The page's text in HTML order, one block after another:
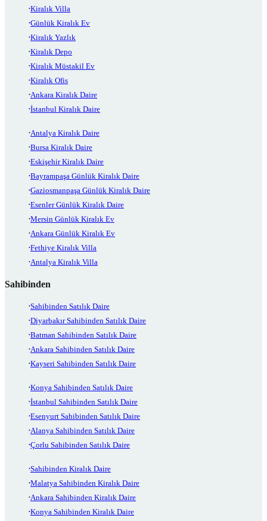
Kiralık Villa
Günlük Kiralık Ev
Kiralık Yazlık
Kiralık Depo
Kiralık Müstakil Ev
Kiralık Ofis
Ankara Kiralık Daire
İstanbul Kiralık Daire
Antalya Kiralık Daire
Bursa Kiralık Daire
Eskişehir Kiralık Daire
Bayrampaşa Günlük Kiralık Daire
Gaziosmanpaşa Günlük Kiralık Daire
Esenler Günlük Kiralık Daire
Mersin Günlük Kiralık Ev
Ankara Günlük Kiralık Ev
Fethiye Kiralık Villa
Antalya Kiralık Villa
Sahibinden
Sahibinden Satılık Daire
Diyarbakır Sahibinden Satılık Daire
Batman Sahibinden Satılık Daire
Ankara Sahibinden Satılık Daire
Kayseri Sahibinden Satılık Daire
Konya Sahibinden Satılık Daire
İstanbul Sahibinden Satılık Daire
Esenyurt Sahibinden Satılık Daire
Alanya Sahibinden Satılık Daire
Çorlu Sahibinden Satılık Daire
Sahibinden Kiralık Daire
Malatya Sahibinden Kiralık Daire
Ankara Sahibinden Kiralık Daire
Konya Sahibinden Kiralık Daire